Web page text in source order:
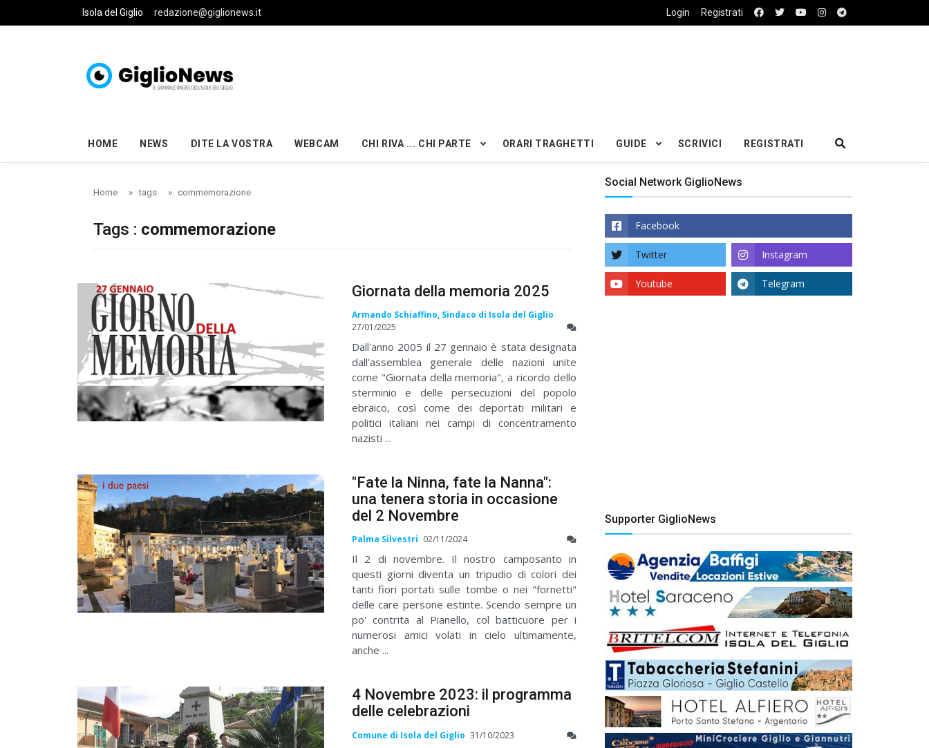
Skip to main content
Isola del Giglio redazione@giglionews.it Login Registrati
HOME NEWS DITE LA VOSTRA WEBCAM CHI RIVA ... CHI PARTE ORARI TRAGHETTI GUIDE SCRIVICI REGISTRATI
Home tags commemorazione
Tags : commemorazione
Giornata della memoria 2025
Armando Schiaffino, Sindaco di Isola del Giglio
27/01/2025
Dall'anno 2005 il 27 gennaio è stata designata
dall'assemblea generale delle nazioni unite
come "Giornata della memoria", a ricordo dello
sterminio e delle persecuzioni del popolo
ebraico, così come dei deportati militari e
politici italiani nei campi di concentramento
nazisti ...
"Fate la Ninna, fate la Nanna":
una tenera storia in occasione
del 2 Novembre
Palma Silvestri 02/11/2024
Il 2 di novembre. Il nostro camposanto in
questi giorni diventa un tripudio di colori dei
tanti fiori portati sulle tombe o nei "fornetti"
delle care persone estinte. Scendo sempre un
po' contrita al Pianello, col batticuore per i
numerosi amici volati in cielo ultimamente,
anche ...
4 Novembre 2023: il programma
delle celebrazioni
Comune di Isola del Giglio 31/10/2023
Social Network GiglioNews
Facebook
Twitter Instagram
Youtube Telegram
Supporter GiglioNews